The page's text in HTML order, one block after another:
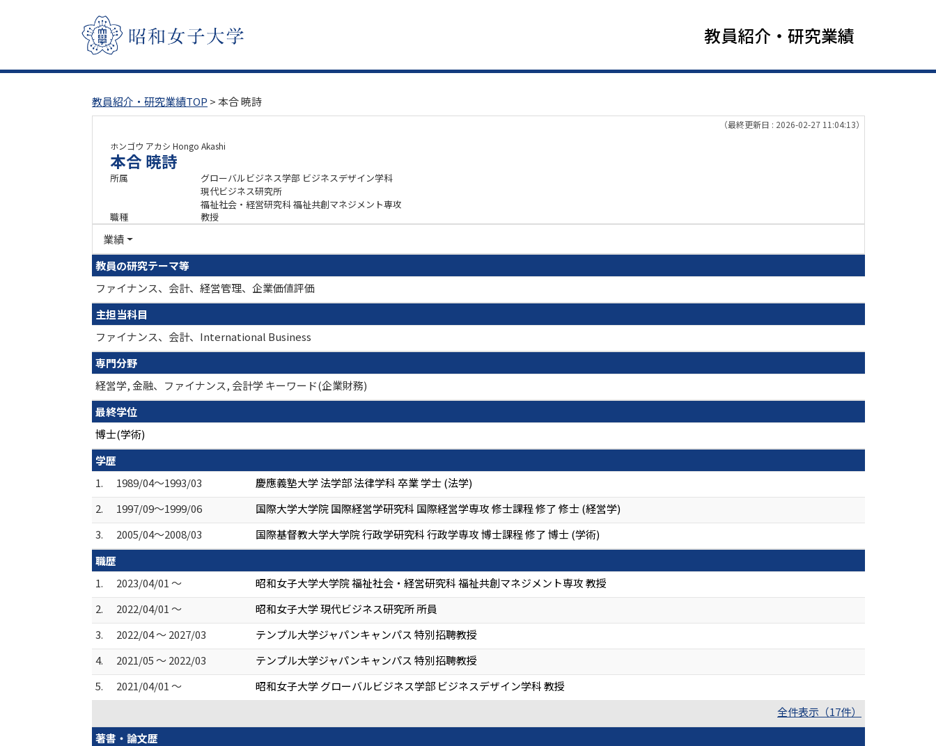
教員紹介・研究業績
教員紹介・研究業績TOP > 本合 暁詩
（最終更新日 : 2026-02-27 11:04:13）
ホンゴウ アカシ Hongo Akashi
本合 暁詩
所属
グローバルビジネス学部 ビジネスデザイン学科
現代ビジネス研究所
福祉社会・経営研究科 福祉共創マネジメント専攻
職種
教授
業績
教員の研究テーマ等
ファイナンス、会計、経営管理、企業価値評価
主担当科目
ファイナンス、会計、International Business
専門分野
経営学, 金融、ファイナンス, 会計学 キーワード(企業財務)
最終学位
博士(学術)
学歴
1.
1989/04～1993/03
慶應義塾大学 法学部 法律学科 卒業 学士 (法学)
2.
1997/09～1999/06
国際大学大学院 国際経営学研究科 国際経営学専攻 修士課程 修了 修士 (経営学)
3.
2005/04～2008/03
国際基督教大学大学院 行政学研究科 行政学専攻 博士課程 修了 博士 (学術)
職歴
1.
2023/04/01 ～
昭和女子大学大学院 福祉社会・経営研究科 福祉共創マネジメント専攻 教授
2.
2022/04/01 ～
昭和女子大学 現代ビジネス研究所 所員
3.
2022/04 ～ 2027/03
テンプル大学ジャパンキャンパス 特別招聘教授
4.
2021/05 ～ 2022/03
テンプル大学ジャパンキャンパス 特別招聘教授
5.
2021/04/01 ～
昭和女子大学 グローバルビジネス学部 ビジネスデザイン学科 教授
全件表示（17件）
著書・論文歴